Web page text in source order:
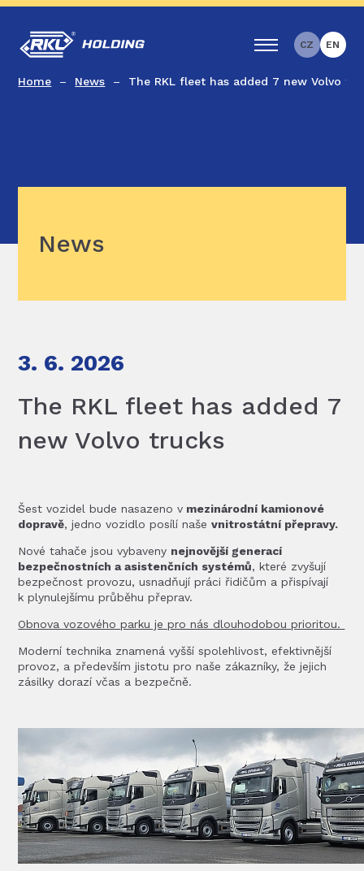
CZ EN
Home News The RKL fleet has added 7 new Volvo
News
3. 6. 2026
The RKL fleet has added 7
new Volvo trucks
Šest vozidel bude nasazeno v mezinárodní kamionové
dopravě, jedno vozidlo posílí naševnitrostátní přepravy.
Nové tahače jsou vybaveny nejnovější generací
bezpečnostních a asistenčních systémů, které zvyšují
bezpečnost provozu, usnadňují práci řidičům a přispívají
k plynulejšímu průběhu přeprav.
Obnova vozového parku je pro nás dlouhodobou prioritou.
Moderní technika znamená vyšší spolehlivost, efektivnější
provoz, a především jistotu pro naše zákazníky, že jejich
zásilky dorazí včas a bezpečně.